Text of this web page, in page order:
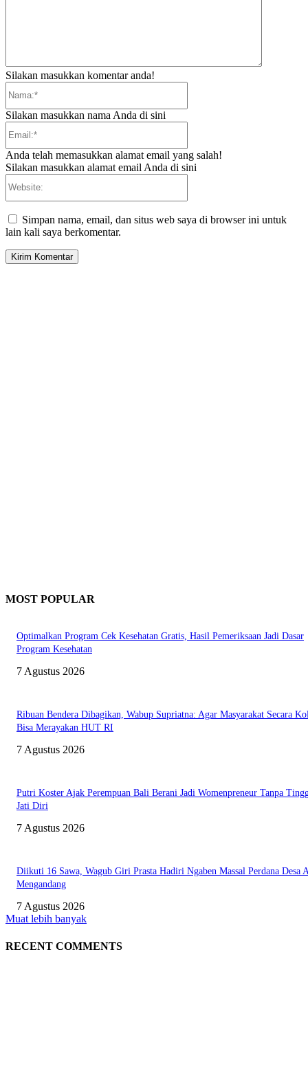
Silakan masukkan komentar anda!
Silakan masukkan nama Anda di sini
Anda telah memasukkan alamat email yang salah!
Silakan masukkan alamat email Anda di sini
Simpan nama, email, dan situs web saya di browser ini untuk
lain kali saya berkomentar.
MOST POPULAR
Optimalkan Program Cek Kesehatan Gratis, Hasil Pemeriksaan Jadi Dasar
Program Kesehatan
7 Agustus 2026
Ribuan Bendera Dibagikan, Wabup Supriatna: Agar Masyarakat Secara
Bisa Merayakan HUT RI
7 Agustus 2026
Putri Koster Ajak Perempuan Bali Berani Jadi Womenpreneur Tanpa
Jati Diri
7 Agustus 2026
Diikuti 16 Sawa, Wagub Giri Prasta Hadiri Ngaben Massal Perdana Desa
Mengandang
7 Agustus 2026
Muat lebih banyak
RECENT COMMENTS